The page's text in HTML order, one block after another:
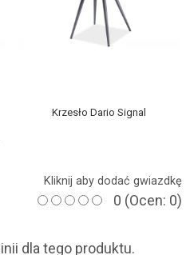
Krzesło Dario Signal
Kliknij aby dodać gwiazdkę
0 (Ocen: 0)
dla tego produktu.